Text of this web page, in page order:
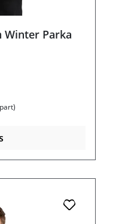
Winter Parka